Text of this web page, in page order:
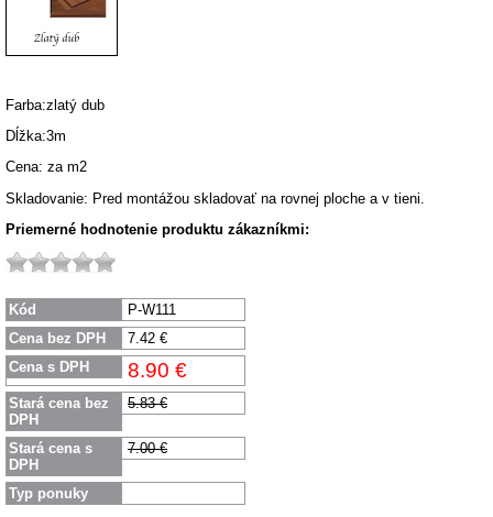
Farba:zlatý dub
Dĺžka:3m
Cena: za m2
Skladovanie: Pred montážou skladovať na rovnej ploche a v tieni.
Priemerné hodnotenie produktu zákazníkmi:
Kód
P-W111
Cena bez DPH
7.42 €
Cena s DPH
8.90 €
Stará cena bez
DPH
5.83 €
Stará cena s
DPH
7.00 €
Typ ponuky